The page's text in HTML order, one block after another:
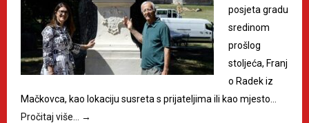
posjeta gradu
sredinom
prošlog
stoljeća, Franj
o Radek iz
Mačkovca, kao lokaciju susreta s prijateljima ili kao mjesto…
Pročitaj više…
→